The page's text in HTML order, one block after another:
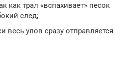
как трал «вспахивает» песок
след;
весь улов сразу отправляется